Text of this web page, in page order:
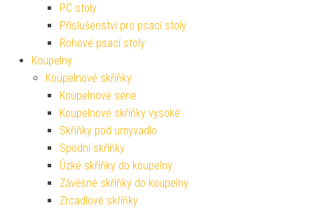
PC stoly
Příslušenství pro psací stoly
Rohové psací stoly
Koupelny
Koupelnové skříňky
Koupelnové série
Koupelnové skříňky vysoké
Skříňky pod umyvadlo
Spodní skříňky
Úzké skříňky do koupelny
Závěsné skříňky do koupelny
Zrcadlové skříňky